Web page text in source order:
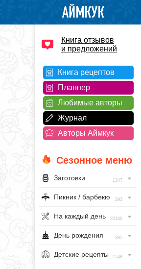
Книга отзывов
и предложений
Книга рецептов
Планнер
Любимые авторы
Журнал
Авторы Аймкук
Сезонное меню
Заготовки 1347
Пикник / барбекю 293
На каждый день 20160
День рождения 385
Детские рецепты 1548